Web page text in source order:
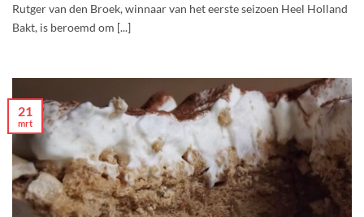
Rutger van den Broek, winnaar van het eerste seizoen Heel Holland
Bakt, is beroemd om [...]
21
mrt